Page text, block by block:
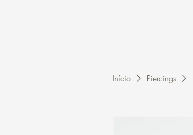
Início Piercings